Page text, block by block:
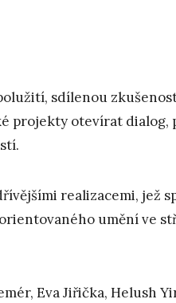
sdílenou
projekty otevírat dialog,
realizacemi, jež
umění ve
Eva Jiřička, Helush